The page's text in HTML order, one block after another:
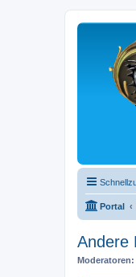
Portal
Andere
Moderatoren: